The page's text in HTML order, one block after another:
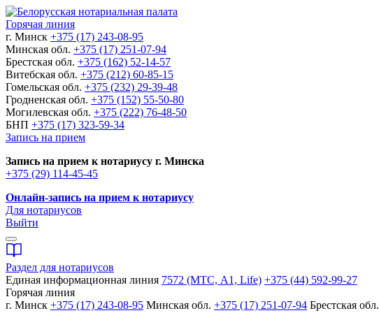
Горячая линия
г. Минск +375 (17) 243-08-95
Минская обл. +375 (17) 251-07-94
Брестская обл. +375 (162) 52-14-57
Витебская обл. +375 (212) 60-85-15
Гомельская обл. +375 (232) 29-39-48
Гродненская обл. +375 (152) 55-50-80
Могилевская обл. +375 (222) 76-48-50
БНП +375 (17) 323-59-34
Запись на прием
Запись на прием к нотариусу г. Минска
+375 (29) 114-45-45
Онлайн-запись на прием к нотариусу
Для нотариусов
Выйти
Раздел для нотариусов
Единая информационная линия 7572 (МТС, A1, Life) +375 (44) 592-99-27
Горячая линия
г. Минск +375 (17) 243-08-95 Минская обл. +375 (17) 251-07-94 Брестская обл.